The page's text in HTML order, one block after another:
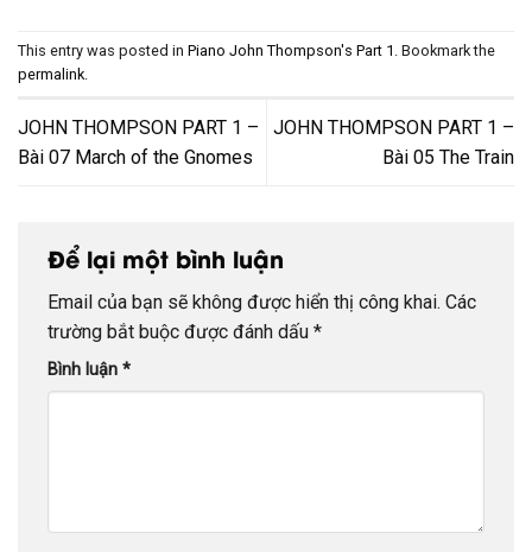
This entry was posted in Piano John Thompson's Part 1 . Bookmark the
permalink.
JOHN THOMPSON PART 1 –
Bài 07 March of the Gnomes
JOHN THOMPSON PART 1 –
Bài 05 The Train
Để lại một bình luận
Email của bạn sẽ không được hiển thị công khai. Các
trường bắt buộc được đánh dấu *
Bình luận *